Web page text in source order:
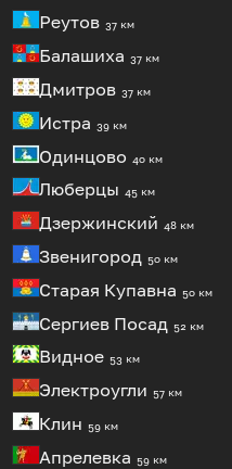
Реутов 37 км
Балашиха 37 км
Дмитров 37 км
Истра 39 км
Одинцово 40 км
Люберцы 45 км
Дзержинский 48 км
Звенигород 50 км
Старая Купавна 50 км
Сергиев Посад 52 км
Видное 53 км
Электроугли 57 км
Клин 59 км
Апрелевка 59 км